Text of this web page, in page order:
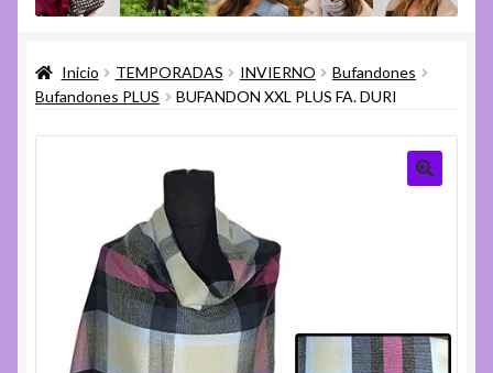
menú
menú
Ayuda
menú
hijo
Inicio TEMPORADAS INVIERNO
Bufandones
Bufandones PLUS
BUFANDON XXL PLUS FA. DURI